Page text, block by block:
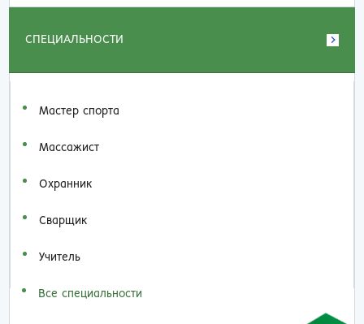
СПЕЦИАЛЬНОСТИ
Мастер спорта
Массажист
Охранник
Сварщик
Учитель
Все специальности